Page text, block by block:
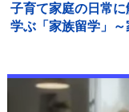
子育て家庭の日常に
学ぶ「家族留学」～
【調査情報デジタル